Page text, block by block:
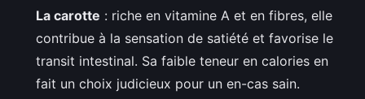
La carotte : riche en vitamine A et en fibres, elle
contribue à la sensation de satiété et favorise le
transit intestinal. Sa faible teneur en calories en
fait un choix judicieux pour un en-cas sain.